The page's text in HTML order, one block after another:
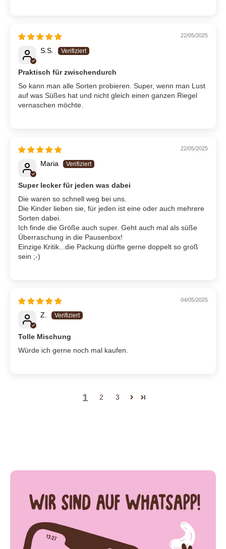
22/05/2025
S.S.
Praktisch für zwischendurch
So kann man alle Sorten probieren. Super, wenn man Lust
auf was Süßes hat und nicht gleich einen ganzen Riegel
vernaschen möchte.
22/05/2025
Maria
Super lecker für jeden was dabei
Die waren so schnell weg bei uns.
Die Kinder lieben sie, für jeden ist eine oder auch mehrere
Sorten dabei.
Ich finde die Größe auch super. Geht auch mal als süße
Überraschung in die Pausenbox!
Einzige Kritik...die Packung dürfte gerne doppelt so groß
sein ;-)
04/05/2025
Z.
Tolle Mischung
Würde ich gerne noch mal kaufen.
1 2 3